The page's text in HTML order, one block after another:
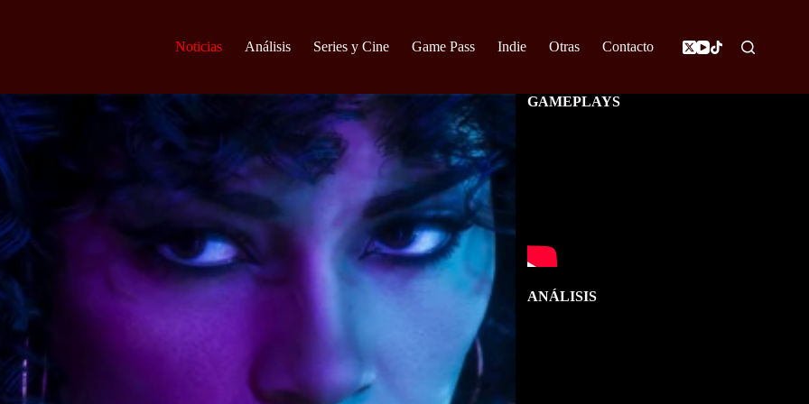
Noticias Análisis Series y Cine Game Pass Indie Otras Contacto
GAMEPLAYS
ANÁLISIS